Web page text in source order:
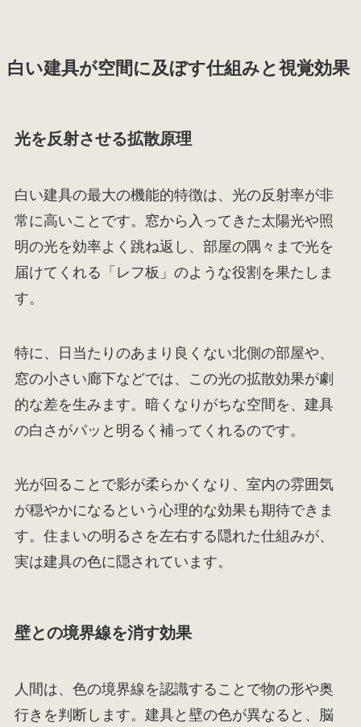
白い建具が空間に及ぼす仕組みと視覚効果
光を反射させる拡散原理
白い建具の最大の機能的特徴は、光の反射率が非
常に高いことです。窓から入ってきた太陽光や照
明の光を効率よく跳ね返し、部屋の隅々まで光を
届けてくれる「レフ板」のような役割を果たしま
す。
特に、日当たりのあまり良くない北側の部屋や、
窓の小さい廊下などでは、この光の拡散効果が劇
的な差を生みます。暗くなりがちな空間を、建具
の白さがパッと明るく補ってくれるのです。
光が回ることで影が柔らかくなり、室内の雰囲気
が穏やかになるという心理的な効果も期待できま
す。住まいの明るさを左右する隠れた仕組みが、
実は建具の色に隠されています。
壁との境界線を消す効果
人間は、色の境界線を認識することで物の形や奥
行きを判断します。建具と壁の色が異なると、脳